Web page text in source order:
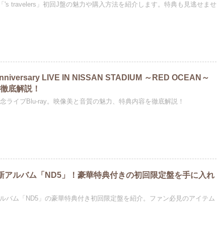
's travelers」初回J盤の魅力や購入方法を紹介します。特典も見逃せませ
LIVE IN NISSAN STADIUM ～RED OCEAN～
底解説！
ライブBlu-ray。映像美と音質の魅力、特典内容を徹底解説！
アルバム「ND5」！豪華特典付きの初回限定盤を手に入れ
バム「ND5」の豪華特典付き初回限定盤を紹介。ファン必見のアイテム